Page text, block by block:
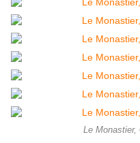
Le Monastier,